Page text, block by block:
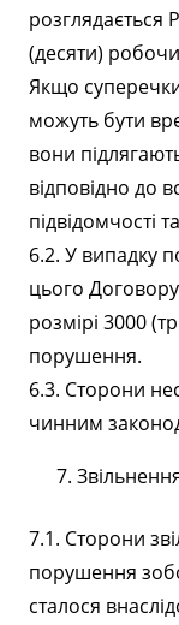
розглядається
(десяти)
Якщо
можуть бути
вони
відповідно до
підвідомчості
6.2. У випадку
цього
розмірі 3000
порушення.
6.3. Сторони
чинним
7.1. Сторони
порушення
сталося